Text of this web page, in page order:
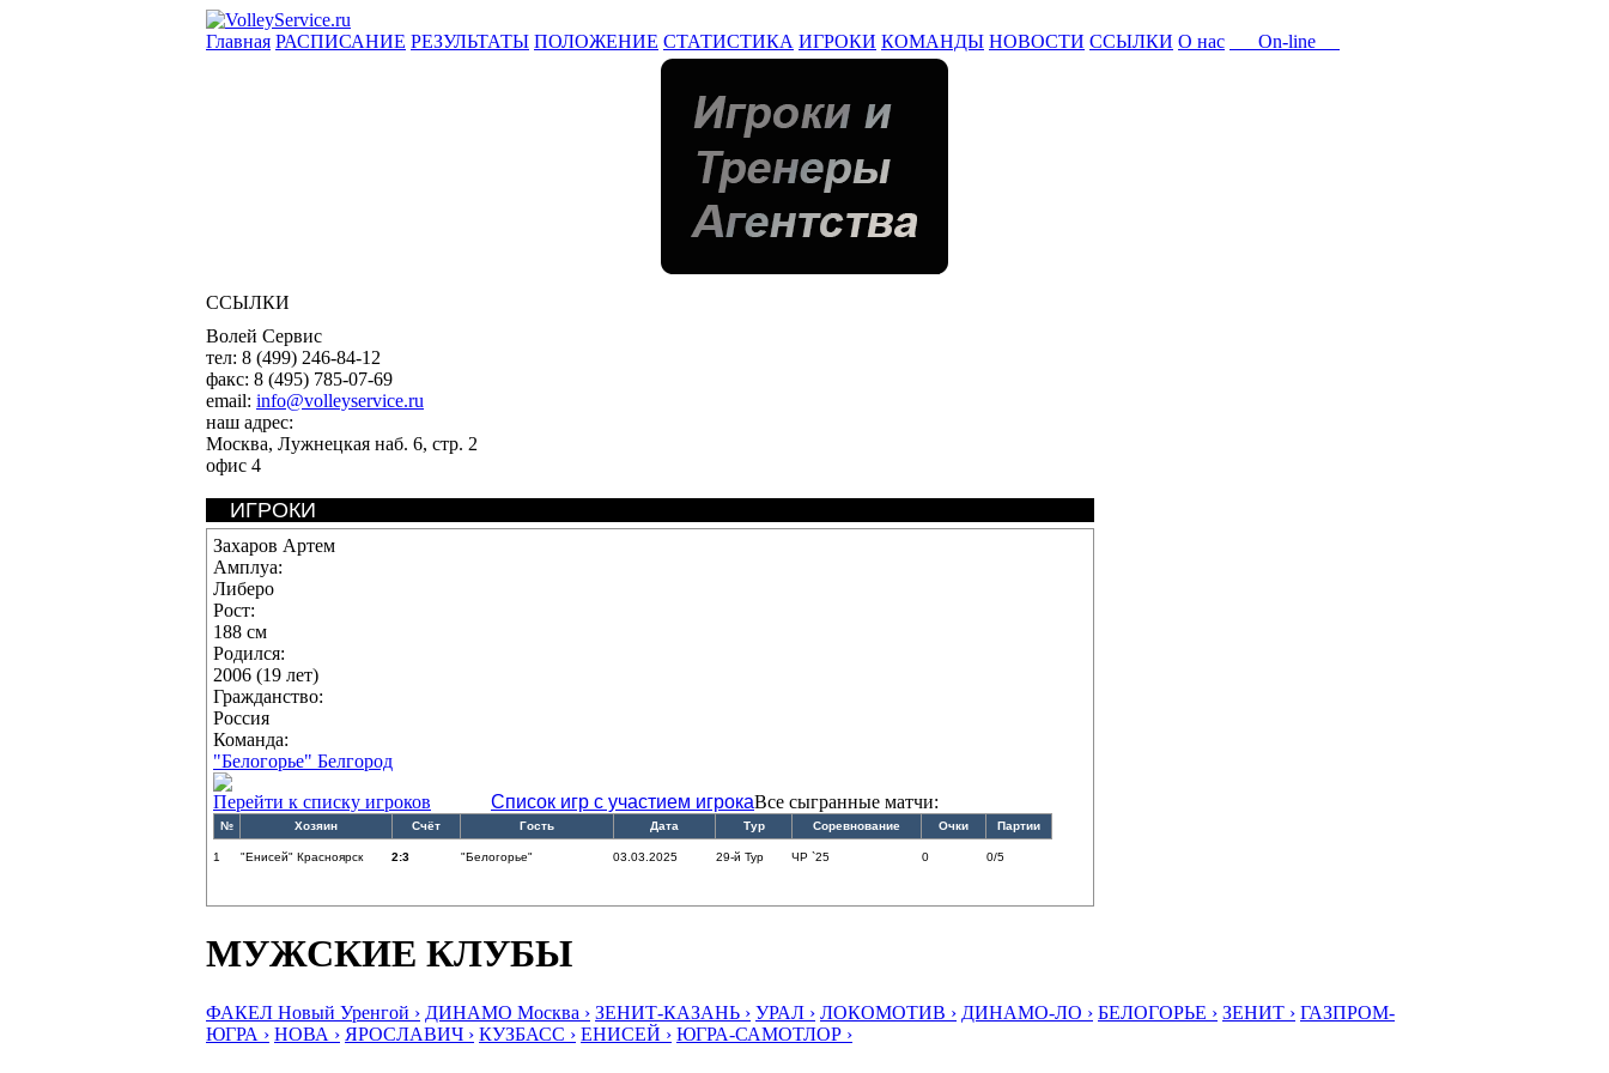
Главная РАСПИСАНИЕ РЕЗУЛЬТАТЫ ПОЛОЖЕНИЕ СТАТИСТИКА ИГРОКИ КОМАНДЫ НОВОСТИ ССЫЛКИ О нас On-line
ССЫЛКИ
Волей Сервис
тел: 8 (499) 246-84-12
факс: 8 (495) 785-07-69
email: info@volleyservice.ru
наш адрес:
Москва, Лужнецкая наб. 6, стр. 2
офис 4
ИГРОКИ
Захаров Артем
Амплуа:
Либеро
Рост:
188 см
Родился:
2006 (19 лет)
Гражданство:
Россия
Команда:
"Белогорье" Белгород
Перейти к списку игроков
Список игр с участием игрокаВсе сыгранные матчи:
№ Хозяин Счёт Гость Дата Тур Соревнование Очки Партии
1 "Енисей" Красноярск 2:3 "Белогорье" 03.03.2025 29-й Тур ЧР `25 0 0/5
МУЖСКИЕ КЛУБЫ
ФАКЕЛ Новый Уренгой › ДИНАМО Москва › ЗЕНИТ-КАЗАНЬ › УРАЛ › ЛОКОМОТИВ › ДИНАМО-ЛО › БЕЛОГОРЬЕ › ЗЕНИТ › ГАЗПРОМ-
ЮГРА › НОВА › ЯРОСЛАВИЧ › КУЗБАСС › ЕНИСЕЙ › ЮГРА-САМОТЛОР ›